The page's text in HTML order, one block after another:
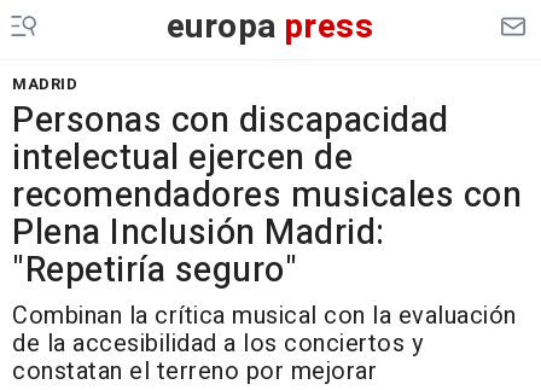
europa press
MADRID
Personas con discapacidad
intelectual ejercen de
recomendadores musicales con
Plena Inclusión Madrid:
"Repetiría seguro"
Combinan la crítica musical con la evaluación
de la accesibilidad a los conciertos y
constatan el terreno por mejorar